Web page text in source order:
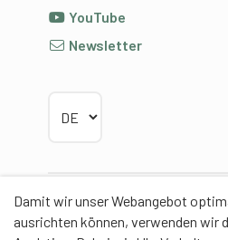
Damit wir unser Webangebot
ausrichten können, verwenden wir
YouTube
Newsletter
Partner